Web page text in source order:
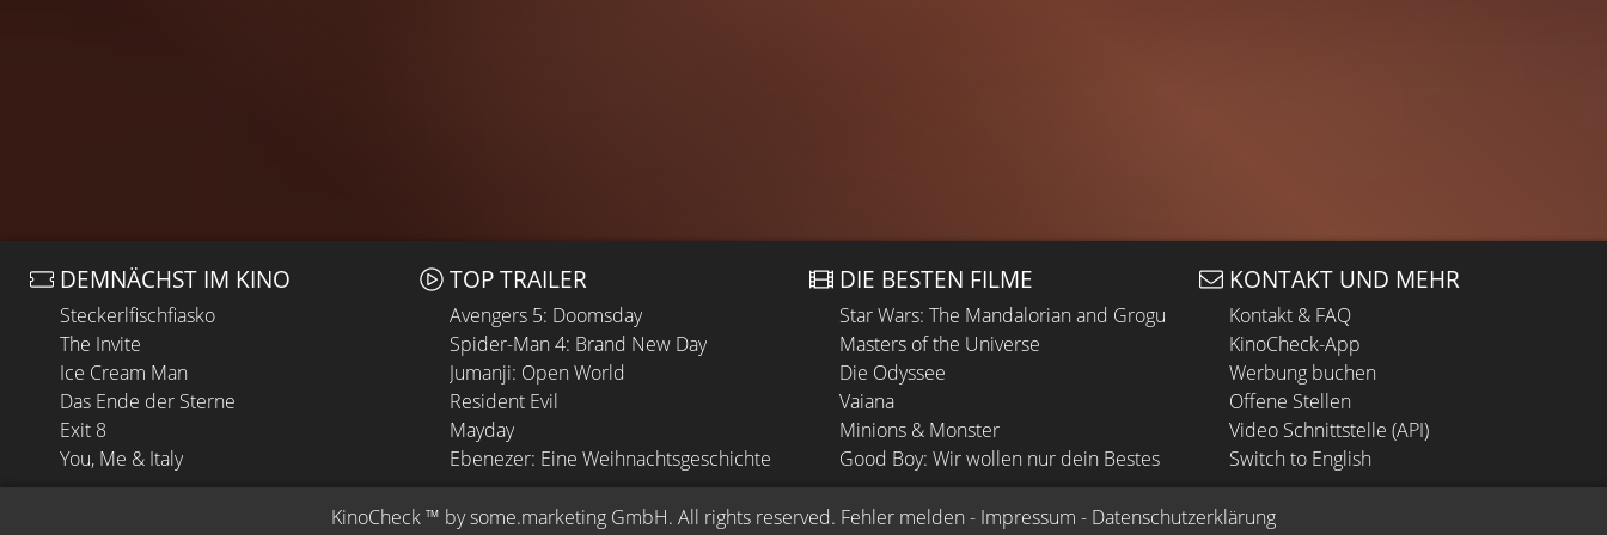
DEMNÄCHST IM KINO
Steckerlfischfiasko
The Invite
Ice Cream Man
Das Ende der Sterne
Exit 8
You, Me & Italy
TOP TRAILER
Avengers 5: Doomsday
Spider-Man 4: Brand New Day
Jumanji: Open World
Resident Evil
Mayday
Ebenezer: Eine Weihnachtsgeschichte
DIE BESTEN FILME
Star Wars: The Mandalorian and Grogu
Masters of the Universe
Die Odyssee
Vaiana
Minions & Monster
Good Boy: Wir wollen nur dein Bestes
KONTAKT UND MEHR
Kontakt & FAQ
KinoCheck-App
Werbung buchen
Offene Stellen
Video Schnittstelle (API)
Switch to English
KinoCheck ™ by some.marketing GmbH. All rights reserved. Fehler melden - Impressum - Datenschutzerklärung